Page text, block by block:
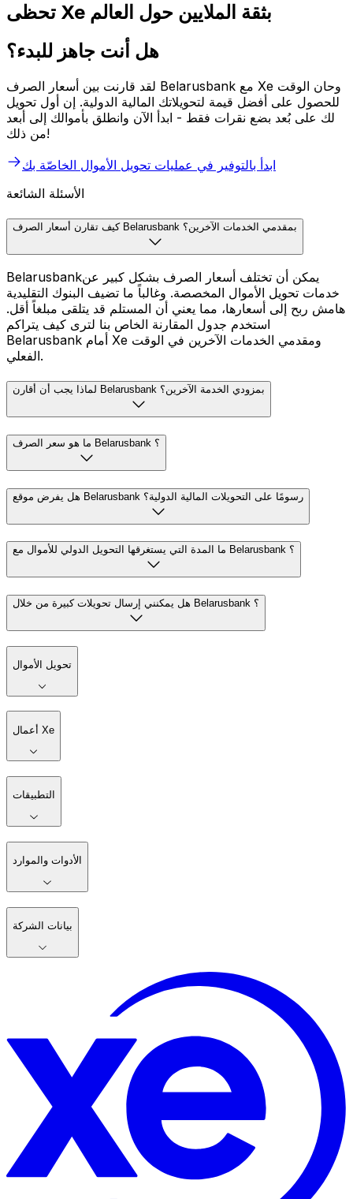
تحظى Xe بثقة الملايين حول العالم
هل أنت جاهز للبدء؟
لقد قارنت بين أسعار الصرف Belarusbank مع Xe وحان الوقت
للحصول على أفضل قيمة لتحويلاتك المالية الدولية. إن أول تحويل
لك على بُعد بضع نقرات فقط - ابدأ الآن وانطلق بأموالك إلى أبعد
من ذلك!
ابدأ بالتوفير في عمليات تحويل الأموال الخاصّة بك
الأسئلة الشائعة
كيف تقارن أسعار الصرف Belarusbank بمقدمي الخدمات الآخرين؟
Belarusbankيمكن أن تختلف أسعار الصرف بشكل كبير عن
خدمات تحويل الأموال المخصصة. وغالباً ما تضيف البنوك التقليدية
هامش ربح إلى أسعارها، مما يعني أن المستلم قد يتلقى مبلغاً أقل.
استخدم جدول المقارنة الخاص بنا لترى كيف يتراكم
Belarusbank أمام Xe ومقدمي الخدمات الآخرين في الوقت
الفعلي.
لماذا يجب أن أقارن Belarusbank بمزودي الخدمة الآخرين؟
ما هو سعر الصرف Belarusbank ؟
هل يفرض موقع Belarusbank رسومًا على التحويلات المالية الدولية؟
ما المدة التي يستغرقها التحويل الدولي للأموال مع Belarusbank ؟
هل يمكنني إرسال تحويلات كبيرة من خلال Belarusbank ؟
تحويل الأموال
أعمال Xe
التطبيقات
الأدوات والموارد
بيانات الشركة